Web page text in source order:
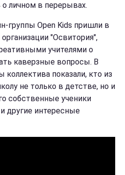
личном в перерывах.
группы Open Kids пришли в
"Освитория",
учителями о
каверзные вопросы. В
коллектива показали, кто из
не только в детстве, но и
собственные ученики
другие интересные